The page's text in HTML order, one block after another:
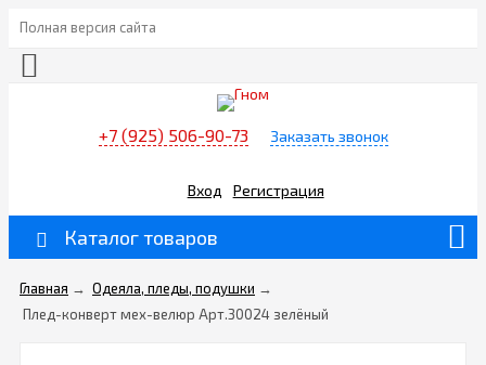
Полная версия сайта
+7 (925) 506-90-73 Заказать звонок
Вход Регистрация
Каталог товаров
Главная → Одеяла, пледы, подушки →
Плед-конверт мех-велюр Арт.30024 зелёный